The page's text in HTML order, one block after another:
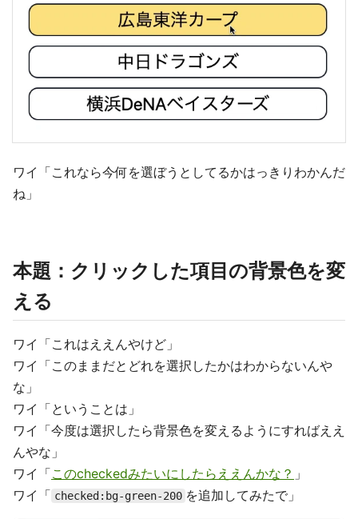
ワイ「これなら今何を選ぼうとしてるかはっきりわかんだ
ね」
本題：クリックした項目の背景色を変
える
ワイ「これはええんやけど」
ワイ「このままだとどれを選択したかはわからないんや
な」
ワイ「ということは」
ワイ「今度は選択したら背景色を変えるようにすればええ
んやな」
ワイ「このcheckedみたいにしたらええんかな？ 」
ワイ「 checked:bg-green-200 を追加してみたで」